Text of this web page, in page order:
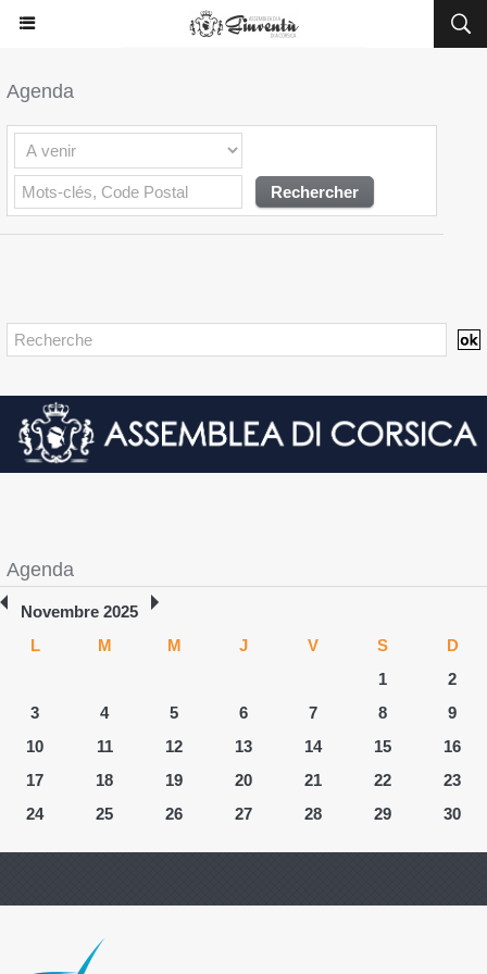
Agenda
Agenda
Novembre 2025
L
M M J V S
D
1
2
3
4 5 6 7 8
9
10
11 12 13 14 15
16
17
18 19 20 21 22
23
24
25 26 27 28 29 30